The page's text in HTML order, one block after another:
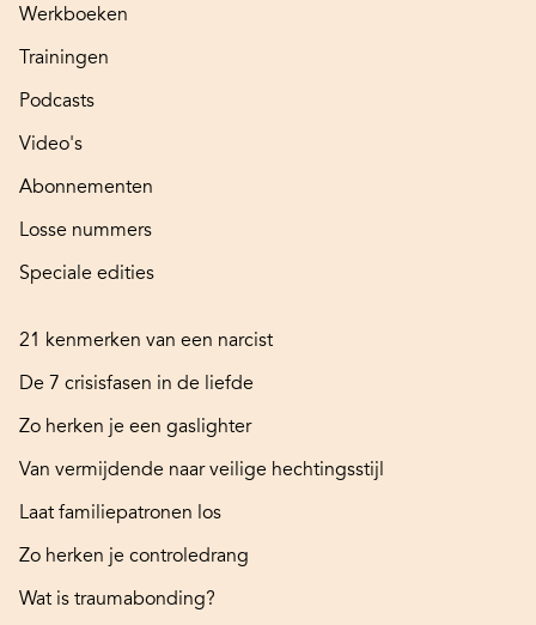
Werkboeken
Trainingen
Podcasts
Video's
Abonnementen
Losse nummers
Speciale edities
21 kenmerken van een narcist
De 7 crisisfasen in de liefde
Zo herken je een gaslighter
Van vermijdende naar veilige hechtingsstijl
Laat familiepatronen los
Zo herken je controledrang
Wat is traumabonding?